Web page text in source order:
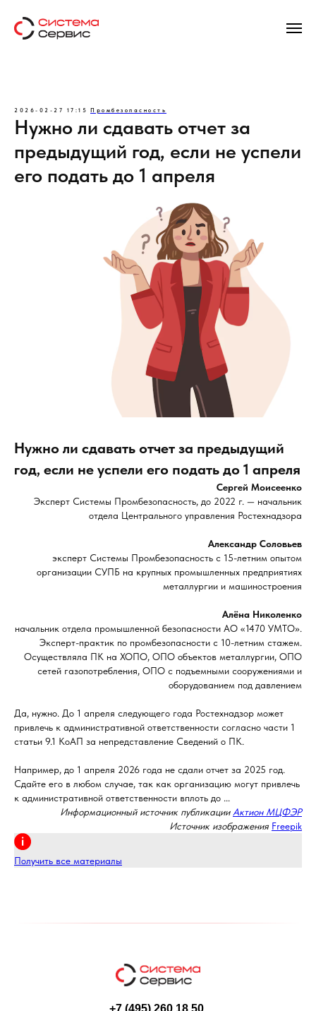
2026-02-27 17:15 Промбезопасность
Нужно ли сдавать отчет за
предыдущий год, если не успели
его подать до 1 апреля
Нужно ли сдавать отчет за предыдущий
год, если не успели его подать до 1 апреля
Сергей Моисеенко
Эксперт Системы Промбезопасность, до 2022 г. — начальник
отдела Центрального управления Ростехнадзора
Александр Соловьев
эксперт Системы Промбезопасность с 15-летним опытом
организации СУПБ на крупных промышленных предприятиях
металлургии и машиностроения
Алёна Николенко
начальник отдела промышленной безопасности АО «1470 УМТО».
Эксперт-практик по промбезопасности с 10-летним стажем.
Осуществляла ПК на ХОПО, ОПО объектов металлургии, ОПО
сетей газопотребления, ОПО с подъемными сооружениями и
оборудованием под давлением
Да, нужно. До 1 апреля следующего года Ростехнадзор может
привлечь к административной ответственности согласно части 1
статьи 9.1 КоАП за непредставление Сведений о ПК.
Например, до 1 апреля 2026 года не сдали отчет за 2025 год.
Сдайте его в любом случае, так как организацию могут привлечь
к административной ответственности вплоть до ...
Информационный источник публикации Актион МЦФЭР
Источник изображения Freepik
Получить все материалы
+7 (495) 260 18 50